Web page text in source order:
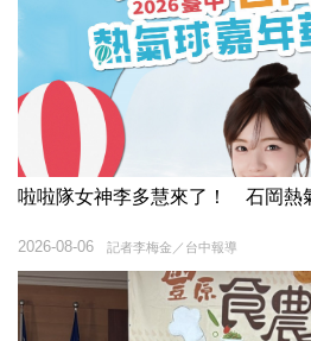
啦啦隊女神李多慧來了！ 石岡熱
記者李梅金／台中報導
2026-08-06